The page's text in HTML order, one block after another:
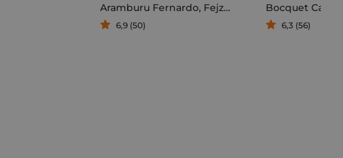
Aramburu Fernardo, Fejzula Toni
6,9 (50)
Bocquet Catel
6,3 (56)